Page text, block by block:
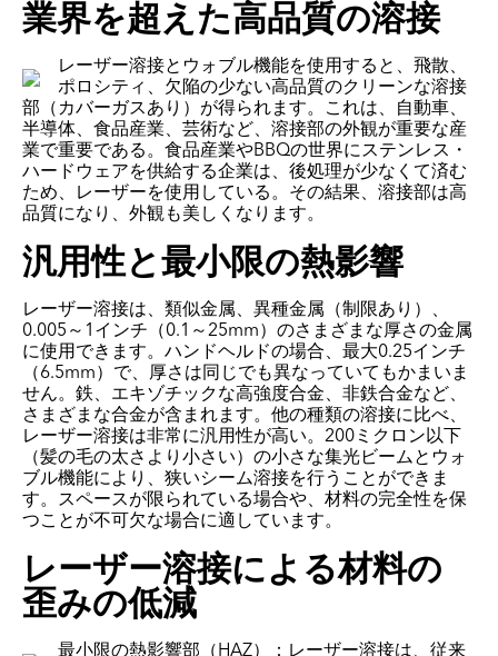
業界を超えた高品質の溶接
レーザー溶接とウォブル機能を使用すると、飛散、
ポロシティ、欠陥の少ない高品質のクリーンな溶接
部（カバーガスあり）が得られます。これは、自動車、
半導体、食品産業、芸術など、溶接部の外観が重要な産
業で重要である。食品産業やBBQの世界にステンレス・
ハードウェアを供給する企業は、後処理が少なくて済む
ため、レーザーを使用している。その結果、溶接部は高
品質になり、外観も美しくなります。
汎用性と最小限の熱影響
レーザー溶接は、類似金属、異種金属（制限あり）、
0.005～1インチ（0.1～25mm）のさまざまな厚さの金属
に使用できます。ハンドヘルドの場合、最大0.25インチ
（6.5mm）で、厚さは同じでも異なっていてもかまいま
せん。鉄、エキゾチックな高強度合金、非鉄合金など、
さまざまな合金が含まれます。他の種類の溶接に比べ、
レーザー溶接は非常に汎用性が高い。200ミクロン以下
（髪の毛の太さより小さい）の小さな集光ビームとウォ
ブル機能により、狭いシーム溶接を行うことができま
す。スペースが限られている場合や、材料の完全性を保
つことが不可欠な場合に適しています。
レーザー溶接による材料の
歪みの低減
最小限の熱影響部（HAZ）：レーザー溶接は、従来